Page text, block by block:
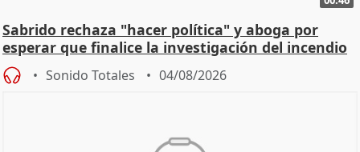
Sabrido rechaza "hacer política" y aboga por
esperar que finalice la investigación del incendio
Sonido Totales 04/08/2026